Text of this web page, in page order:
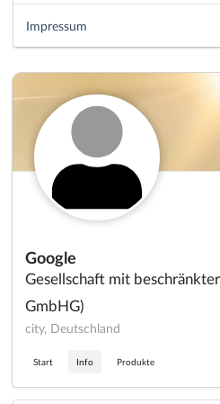
Google
Gesellschaft mit
GmbHG)
city, Deutschland
Start Info Produkte
Impressum